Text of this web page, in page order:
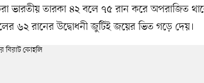
ভারতীয় তারকা ৪২ বলে ৭৫ রান করে অপরাজিত
৬২ রানের উদ্বোধনী জুটিই জয়ের ভিত গড়ে দেয়।